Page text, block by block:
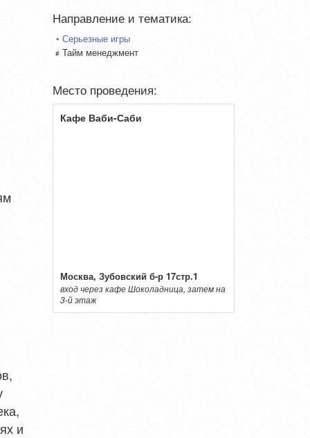
и
Направление и тематика:
Серьезные игры
Тайм менеджмент
Место проведения:
Кафе Ваби-Саби
Москва, Зубовский б-р 17стр.1
вход через кафе Шоколадница, затем на
3-й этаж